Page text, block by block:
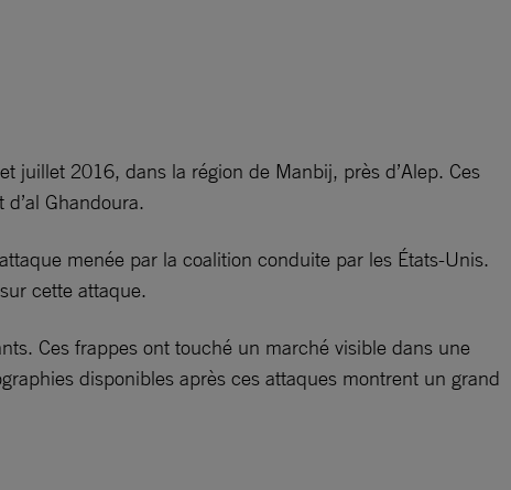
juillet 2016, dans la région de Manbij, près d’Alep. Ces
Ghandoura.
menée par la coalition conduite par les États-Unis.
cette attaque.
Ces frappes ont touché un marché visible dans une
disponibles après ces attaques montrent un grand